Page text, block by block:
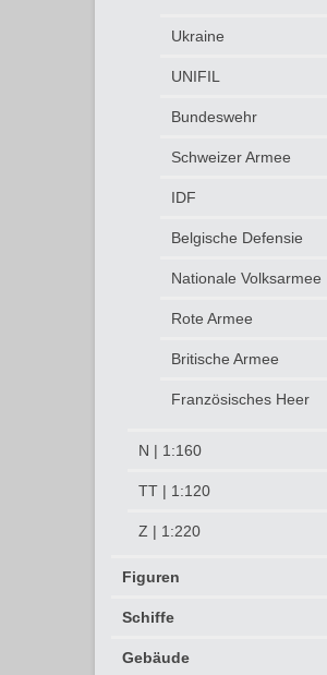
Ukraine
UNIFIL
Bundeswehr
Schweizer Armee
IDF
Belgische Defensie
Nationale Volksarmee
Rote Armee
Britische Armee
Französisches Heer
N | 1:160
TT | 1:120
Z | 1:220
Figuren
Schiffe
Gebäude